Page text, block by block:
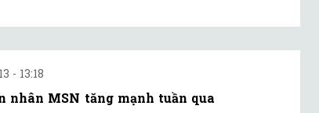
- 13:18
nhân MSN tăng mạnh tuần qua